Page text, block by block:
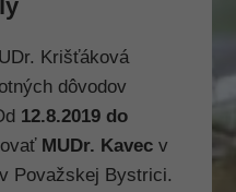
Krišťáková
dôvodov
12.8.2019 do
MUDr. Kavecv
Považskej Bystrici.